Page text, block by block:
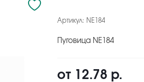
Артикул: NE184
Пуговица NE184
от 12.78 р.